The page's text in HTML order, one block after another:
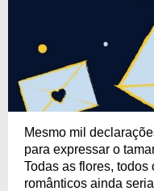
Mesmo mil
para expressar o
Todas as flores,
românticos ainda